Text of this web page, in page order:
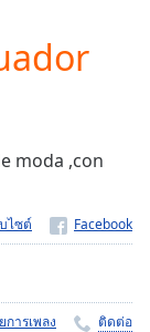
moda ,con
ไซต์
การเพลง ติดต่อ